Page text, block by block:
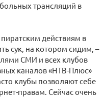
трансляций в
действиям в
сук, на котором сидим, –
СМИ и всех клубов
каналов «НТВ-Плюс»
клубы позволяют себе
правам. Сейчас очень